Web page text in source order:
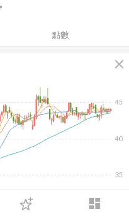
dashboard
登入
點數
close
2026/05/27 2026/07/15
35
40
45